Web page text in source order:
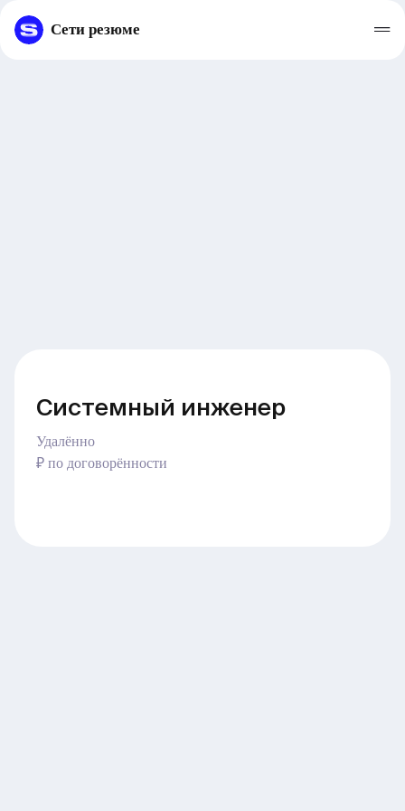
Сети резюме
Системный инженер
Удалённо
₽ по договорённости